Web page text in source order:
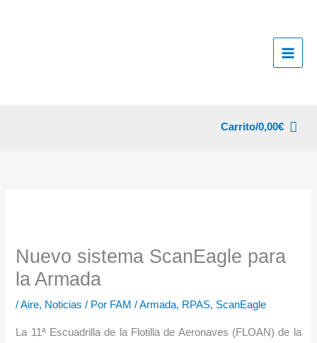
Carrito/0,00€
Nuevo sistema ScanEagle para
la Armada
/Aire, Noticias / Por FAM/Armada, RPAS, ScanEagle
La 11ª Escuadrilla de la Flotilla de Aeronaves (FLOAN) de la